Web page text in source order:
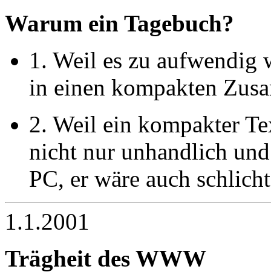
Warum ein Tagebuch?
1. Weil es zu aufwendig
in einen kompakten
2. Weil ein kompakter
nicht nur unhandlich
PC, er wäre auch
1.1.2001
Trägheit des WWW